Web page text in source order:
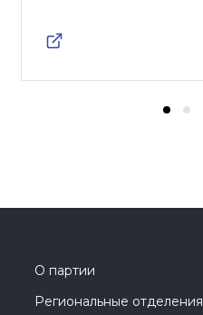
О партии
Региональные отделения